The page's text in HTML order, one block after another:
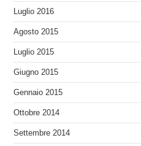
Luglio 2016
Agosto 2015
Luglio 2015
Giugno 2015
Gennaio 2015
Ottobre 2014
Settembre 2014